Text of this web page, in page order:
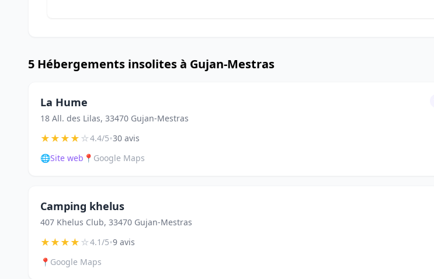
5 Hébergements insolites à Gujan-Mestras
La Hume
18 All. des Lilas, 33470 Gujan-Mestras
★★★★☆4.4/5•30 avis
🌐Site web 📍 Google Maps
Camping khelus
407 Khelus Club, 33470 Gujan-Mestras
★★★★☆4.1/5•9 avis
📍 Google Maps